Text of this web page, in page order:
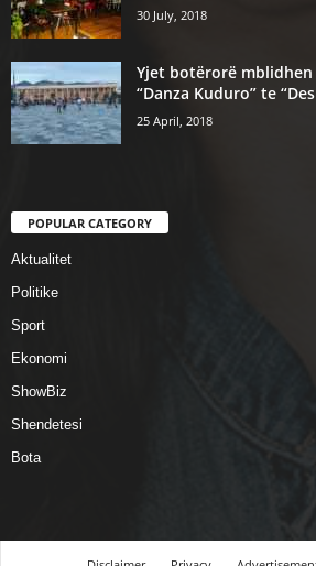
30 July, 2018
Yjet botërorë mblidhen
“Danza Kuduro” te
25 April, 2018
POPULAR CATEGORY
Aktualitet
Politike
Sport
Ekonomi
ShowBiz
Shendetesi
Bota